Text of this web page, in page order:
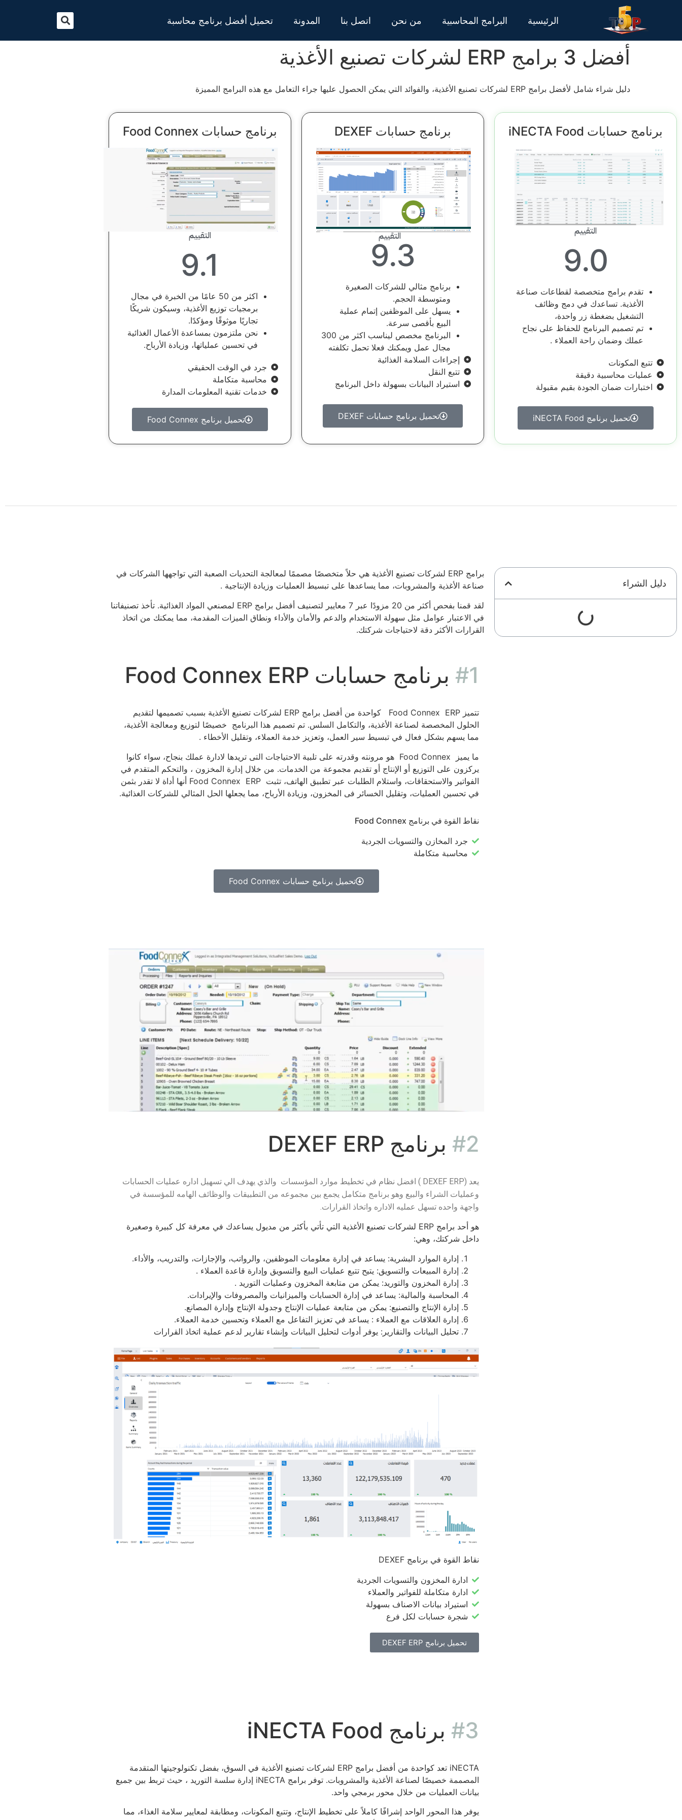
الرئيسية البرامج المحاسبية من نحن اتصل بنا المدونة تحميل أفضل برنامج محاسبة
أفضل 3 برامج ERP لشركات تصنيع الأغذية
دليل شراء شامل لأفضل برامج ERP لشركات تصنيع الأغذية، والفوائد التي يمكن الحصول عليها جراء التعامل مع هذه البرامج المميزة
برنامج حسابات iNECTA Food
التقييم
9.0
تقدم برامج متخصصة لقطاعات صناعة
الأغذية. تساعدك في دمج وظائف
التشغيل بضغطة زر واحدة،
تم تصميم البرنامج للحفاظ على نجاح
عملك وضمان راحة العملاء .
تتبع المكونات
عمليات محاسبية دقيقة
اختبارات ضمان الجودة بقيم مقبولة
تحميل برنامج iNECTA Food
برنامج حسابات DEXEF
التقييم
9.3
برنامج مثالي للشركات الصغيرة
ومتوسطة الحجم.
يسهل على الموظفين إتمام عملية
البيع بأقصى سرعة.
البرنامج مخصص ليناسب اكثر من 300
مجال عمل ويمكنك فعلا تحمل تكلفته
إجراءات السلامة الغذائية
تتبع النقل
استيراد البيانات بسهولة داخل البرنامج
تحميل برنامج حسابات DEXEF
برنامج حسابات Food Connex
التقييم
9.1
اكثر من 50 عامًا من الخبرة في مجال
برمجيات توزيع الأغذية، وسيكون شريكًا
تجاريًا موثوقًا ومؤكدًا.
نحن ملتزمون بمساعدة الأعمال الغذائية
في تحسين عملياتها، وزيادة الأرباح.
جرد في الوقت الحقيقي
محاسبة متكاملة
خدمات تقنية المعلومات المدارة
تحميل برنامج Food Connex
دليل الشراء
برامج ERP لشركات تصنيع الأغذية هي حلاً متخصصًا مصممًا لمعالجة التحديات الصعبة التي تواجهها الشركات في
صناعة الأغذية والمشروبات، مما يساعدها على تبسيط العمليات وزيادة الإنتاجية .
لقد قمنا بفحص أكثر من 20 مزودًا عبر 7 معايير لتصنيف أفضل برامج ERP لمصنعي المواد الغذائية. تأخذ تصنيفاتنا
في الاعتبار عوامل مثل سهولة الاستخدام والدعم والأمان والأداء ونطاق الميزات المقدمة، مما يمكنك من اتخاذ
القرارات الأكثر دقة لاحتياجات شركتك.
#1 برنامج حسابات Food Connex ERP
تتميز Food Connex ERP كواحدة من أفضل برامج ERP لشركات تصنيع الأغذية بسبب تصميمها لتقديم
الحلول المخصصة لصناعة الأغذية، والتكامل السلس. تم تصميم هذا البرنامج خصيصًا لتوزيع ومعالجة الأغذية،
مما يسهم بشكل فعال في تبسيط سير العمل، وتعزيز خدمة العملاء، وتقليل الأخطاء .
ما يميز Food Connex هو مرونته وقدرته على تلبية الاحتياجات التى تريدها لادارة عملك بنجاح، سواء كانوا
يركزون على التوزيع أو الإنتاج أو تقديم مجموعة من الخدمات. من خلال إدارة المخزون ، والتحكم المتقدم في
الفواتير والاستحقاقات، واستلام الطلبات عبر تطبيق الهاتف، تثبت Food Connex ERP أنها أداة لا تقدر بثمن
في تحسين العمليات، وتقليل الخسائر فى المخزون، وزيادة الأرباح، مما يجعلها الحل المثالي للشركات الغذائية.
نقاط القوة في برنامج Food Connex
جرد المخازن والتسويات الجردية
محاسبة متكاملة
تحميل برنامج حسابات Food Connex
#2 برنامج DEXEF ERP
يعد (DEXEF ERP ) افضل نظام في تخطيط موارد المؤسسات والذي يهدف الي تسهيل اداره عمليات الحسابات
وعمليات الشراء والبيع وهو برنامج متكامل يجمع بين مجموعه من التطبيقات والوظائف الهامه للمؤسسة في
واجهة واحده تسهل عمليه الاداره واتخاذ القرارات.
هو أحد برامج ERP لشركات تصنيع الأغذية التي تأتي بأكثر من مديول يساعدك في معرفة كل كبيرة وصغيرة
داخل شركتك، وهي:
إدارة الموارد البشرية: يساعد في إدارة معلومات الموظفين، والرواتب، والإجازات، والتدريب، والأداء.
إدارة المبيعات والتسويق: يتيح تتبع عمليات البيع والتسويق وإدارة قاعدة العملاء .
إدارة المخزون والتوريد: يمكن من متابعة المخزون وعمليات التوريد .
المحاسبة والمالية: يساعد في إدارة الحسابات والميزانيات والمصروفات والإيرادات.
إدارة الإنتاج والتصنيع: يمكن من متابعة عمليات الإنتاج وجدولة الإنتاج وإدارة المصانع.
إدارة العلاقات مع العملاء : يساعد في تعزيز التفاعل مع العملاء وتحسين خدمة العملاء.
تحليل البيانات والتقارير: يوفر أدوات لتحليل البيانات وإنشاء تقارير لدعم عملية اتخاذ القرارات
نقاط القوة في برنامج DEXEF
ادارة المخزون والتسويات الجردية
ادارة متكاملة للفواتير والعملاء
استيراد بيانات الاصناف بسهولة
شجرة حسابات لكل فرع
تحميل برنامج DEXEF ERP
#3 برنامج iNECTA Food
iNECTA تعد كواحدة من أفضل برامج ERP لشركات تصنيع الأغذية في السوق، بفضل تكنولوجيتها المتقدمة
المصممة خصيصًا لصناعة الأغذية والمشروبات. توفر برامج iNECTA إدارة سلسة التوريد ، حيث تربط بين جميع
بيانات العمليات من خلال محور برمجي واحد.
يوفر هذا المحور الواحد إشرافًا كاملاً على تخطيط الإنتاج، وتتبع المكونات، ومطابقة لمعايير سلامة الغذاء، مما